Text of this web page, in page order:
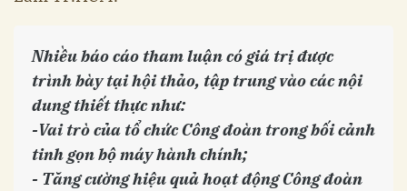
Nhiều báo cáo tham luận có giá trị được
trình bày tại hội thảo, tập trung vào các nội
dung thiết thực như:
-Vai trò của tổ chức Công đoàn trong bối cảnh
tinh gọn bộ máy hành chính;
- Tăng cường hiệu quả hoạt động Công đoàn